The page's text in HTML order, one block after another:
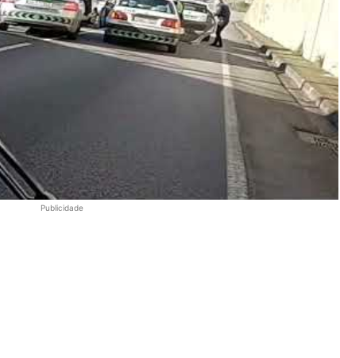
Publicidade